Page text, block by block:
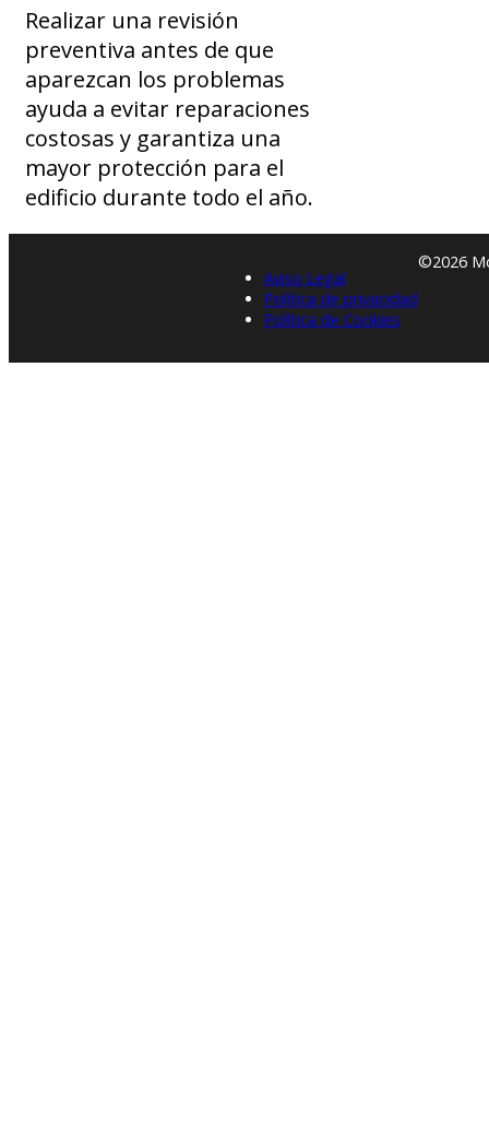
Realizar una revisión
preventiva antes de que
aparezcan los problemas
ayuda a evitar reparaciones
costosas y garantiza una
mayor protección para el
edificio durante todo el año.
Aviso Legal
Política de privacidad
Política de Cookies
©2026